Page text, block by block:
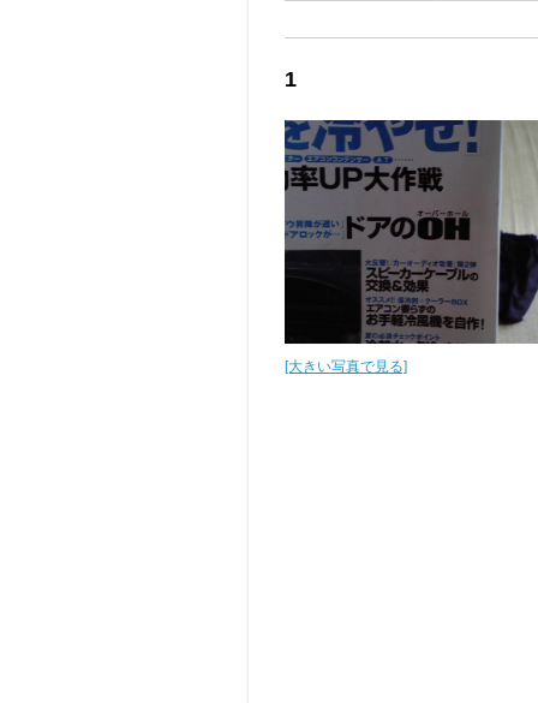
1
[大きい写真で見る]